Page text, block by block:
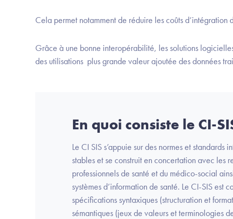
Cela permet notamment de réduire les coûts
Grâce à une bonne interopérabilité, les solutions
des utilisations plus grande valeur ajoutée des données
En quoi consiste le CI-
Le CI SIS s’appuie sur des normes et standards
stables et se construit en concertation avec les
professionnels de santé et du médico-social
systèmes d’information de santé. Le CI-SIS est
spécifications syntaxiques (structuration et
sémantiques (jeux de valeurs et terminologies